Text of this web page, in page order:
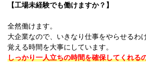
【工場未経験でも働けますか？】
全然働けます。
大企業なので、いきなり仕事をやらせるわ
覚える時間を大事にしています。
しっかり一人立ちの時間を確保してくれる